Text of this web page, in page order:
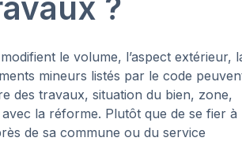
?
le volume, l’aspect extérieur,
mineurs listés par le code
des travaux, situation du bien, zone,
la réforme. Plutôt que de se fier à
de sa commune ou du service